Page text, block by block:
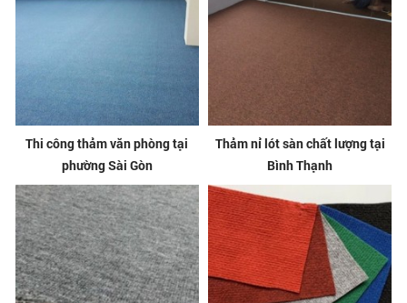
Thi công thảm văn phòng tại
phường Sài Gòn
Thảm nỉ lót sàn chất lượng tại
Bình Thạnh